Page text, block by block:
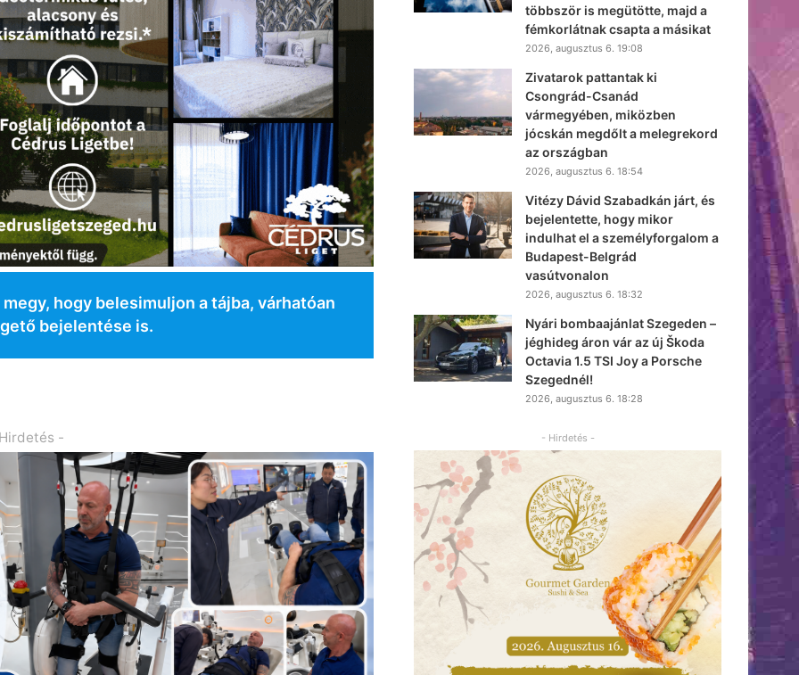
hogy bele­simuljon a tájba, várhatóan
bejelentése is.
-
többször is megütötte, majd a
fémkorlátnak csapta a másikat
2026, augusztus 6. 19:08
Zivatarok pattantak ki
Csongrád-Csanád
vármegyében, miközben
jócskán megdőlt a melegrekord
az országban
2026, augusztus 6. 18:54
Vitézy Dávid Szabadkán járt, és
bejelentette, hogy mikor
indulhat el a személyforgalom a
Budapest-Belgrád
vasútvonalon
2026, augusztus 6. 18:32
Nyári bombaajánlat Szegeden –
jéghideg áron vár az új Škoda
Octavia 1.5 TSI Joy a Porsche
Szegednél!
2026, augusztus 6. 18:28
- Hirdetés -